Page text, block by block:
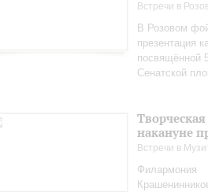
Встречи в
В Розовом
презентация
посвящённой
Сенатской
накануне
Встречи в